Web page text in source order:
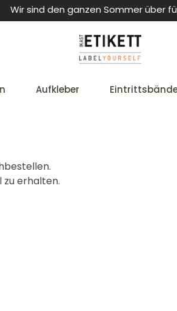
Wir sind den ganzen Sommer über
Aufkleber
zu erhalten.